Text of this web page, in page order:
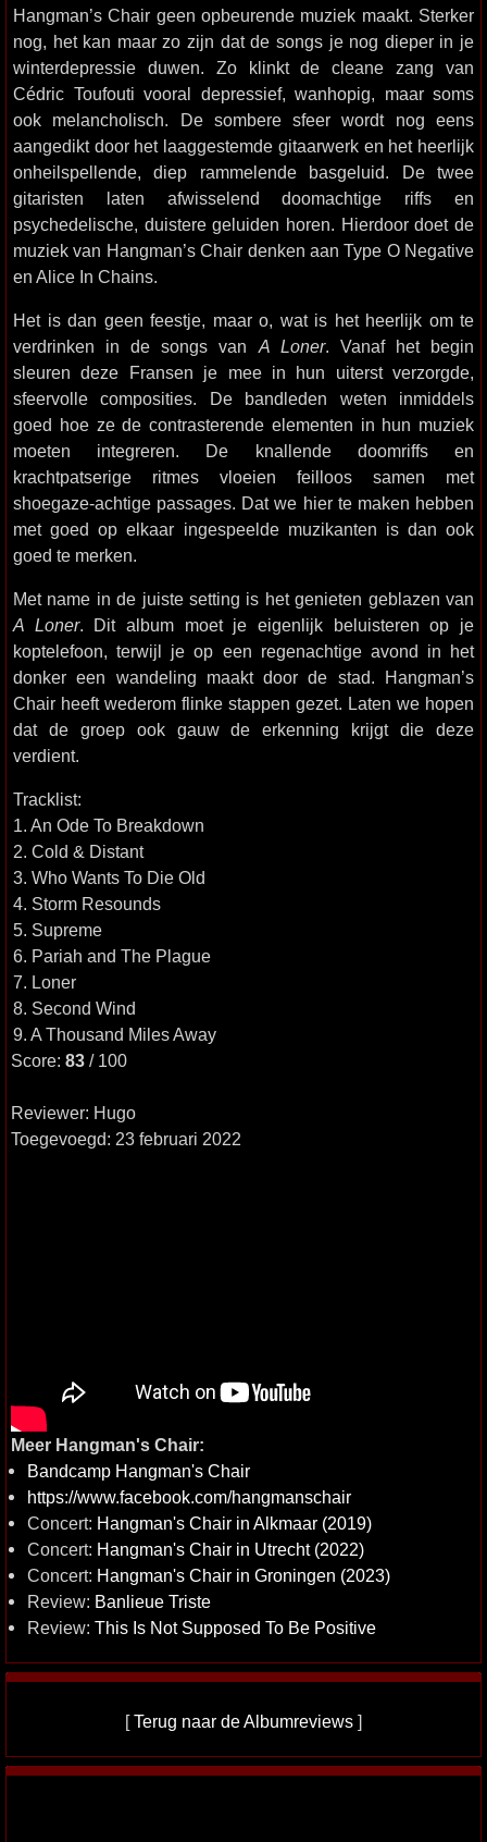
Hangman’s Chair geen opbeurende muziek maakt. Sterker
nog, het kan maar zo zijn dat de songs je nog dieper in je
winterdepressie duwen. Zo klinkt de cleane zang van
Cédric Toufouti vooral depressief, wanhopig, maar soms
ook melancholisch. De sombere sfeer wordt nog eens
aangedikt door het laaggestemde gitaarwerk en het heerlijk
onheilspellende, diep rammelende basgeluid. De twee
gitaristen laten afwisselend doomachtige riffs en
psychedelische, duistere geluiden horen. Hierdoor doet de
muziek van Hangman’s Chair denken aan Type O Negative
en Alice In Chains.
Het is dan geen feestje, maar o, wat is het heerlijk om te
verdrinken in de songs van A Loner. Vanaf het begin
sleuren deze Fransen je mee in hun uiterst verzorgde,
sfeervolle composities. De bandleden weten inmiddels
goed hoe ze de contrasterende elementen in hun muziek
moeten integreren. De knallende doomriffs en
krachtpatserige ritmes vloeien feilloos samen met
shoegaze-achtige passages. Dat we hier te maken hebben
met goed op elkaar ingespeelde muzikanten is dan ook
goed te merken.
Met name in de juiste setting is het genieten geblazen van
A Loner. Dit album moet je eigenlijk beluisteren op je
koptelefoon, terwijl je op een regenachtige avond in het
donker een wandeling maakt door de stad. Hangman’s
Chair heeft wederom flinke stappen gezet. Laten we hopen
dat de groep ook gauw de erkenning krijgt die deze
verdient.
Tracklist:
1. An Ode To Breakdown
2. Cold & Distant
3. Who Wants To Die Old
4. Storm Resounds
5. Supreme
6. Pariah and The Plague
7. Loner
8. Second Wind
9. A Thousand Miles Away
Score: 83 / 100
Reviewer: Hugo
Toegevoegd: 23 februari 2022
Meer Hangman's Chair:
Bandcamp Hangman's Chair
https://www.facebook.com/hangmanschair
Concert: Hangman's Chair in Alkmaar (2019)
Concert: Hangman's Chair in Utrecht (2022)
Concert: Hangman's Chair in Groningen (2023)
Review: Banlieue Triste
Review: This Is Not Supposed To Be Positive
[Terug naar de Albumreviews ]